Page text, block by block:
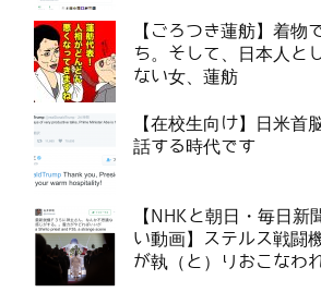
【ごろつき蓮舫】着物
ち。そして、日本人と
ない女、蓮舫
【在校生向け】日米首
話する時代です
【NHKと朝日・毎日新
い動画】ステルス戦闘
が執（と）りおこなわ